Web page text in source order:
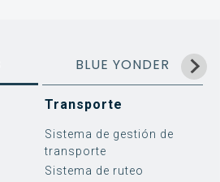
BLUE YONDER
Transporte
Sistema de gestión de
transporte
Sistema de ruteo